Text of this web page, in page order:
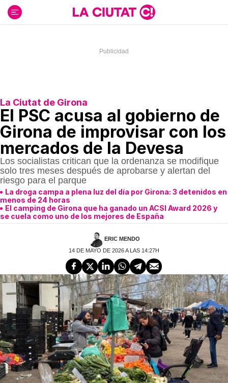
contenido
La Ciutat de Girona
El PSC acusa al gobierno de
Girona de improvisar con los
mercados de la Devesa
Los socialistas critican que la ordenanza se modifique
solo tres meses después de aprobarse y alertan del
riesgo para el parque
La droga campa a plena luz del día por Girona: 3 detenidos en
menos de 24 horas
El camping de Girona que ha ganado un ACSI Award 2026 y
se cuela como uno de los mejores de España
ERIC MENDO
14 DE MAYO DE 2026 A LAS 14:27H